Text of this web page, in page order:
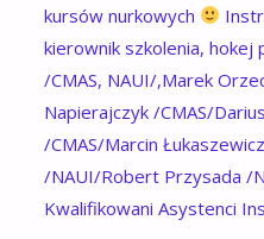
kursów nurkowych
kierownik szkolenia,
/CMAS, NAUI/,Marek
Napierajczyk /CMAS/
/CMAS/Marcin
/NAUI/Robert Przysada /
Kwalifikowani Asystenci